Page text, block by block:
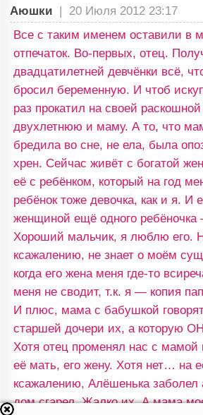
Аюшки | 20 Июля 2012 23:17
Все с таким именем оставили в
отпечаток. Во-первых, отец.
двадцатилетней девчёнки всё,
бросил беременную. И чтоб
раз прокатил на своей
двухлетнюю и маму. А то, что
бредила во сне, не ела, была
хрен. Сейчас живёт с богатой
её с ребёнком, который на год
ребёнок тоже девочка, как и я. И
женщиной ещё одного
Хороший мальчик, я люблю его.
ксажалению, не знает о моём
когда его жена меня где-то
меня не сводит, т.к. я — копия
И плюс, мама с бабушкой
старшей дочери их, а которую
Хотя отец променял нас с мамой
её мать, его жену. Хотя нет… на
ксажалению, Алёшенька
дом сгарел. Жалко их. А мама